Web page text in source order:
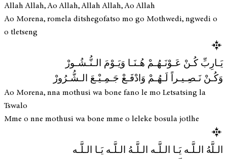
Allah Allah, Ao Allah, Allah Allah, Ao Allah
Ao Morena, romela ditshegofatso mo go Mothwedi, ngwedi o
o tletseng
يَـارِبِّ كُـنْ عَـوْنَـهُـمْ هُـنَـا وَيَـوْمَ الـنُّـشُـورْ
وَكُـنْ نَـصِـيـراً لَـهُـمْ وَادْفَـعْ جَـمِـيْـعَ الـشُّـرُورْ
Ao Morena, nna mothusi wa bone fano le mo Letsatsing la
Tswalo
Mme o nne mothusi wa bone mme o leleke bosula jotlhe
الـلَّهُ الـلَّـه يَـا الـلَّـه الـلَّـهُ الـلَّـه يَـا الـلَّـه